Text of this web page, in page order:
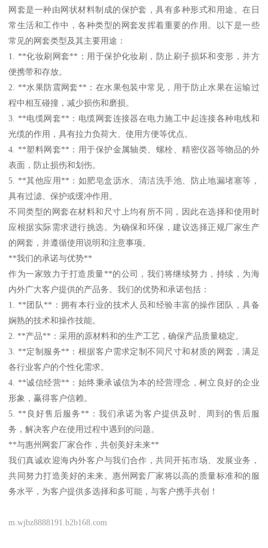
网套是一种由网状材料制成的保护套，具有多种形式和用途。在日
常生活和工作中，各种类型的网套发挥着重要的作用。以下是一些
常见的网套类型及其主要用途：
1. **化妆刷网套**：用于保护化妆刷，防止刷子损坏和变形，并方
便携带和存放。
2. **水果防震网套**：在水果包装中常见，用于防止水果在运输过
程中相互碰撞，减少损伤和磨损。
3. **电缆网套**：电缆网套连接器在电力施工中起连接各种电线和
光缆的作用，具有拉力负荷大、使用方便等优点。
4. **塑料网套**：用于保护金属轴类、螺栓、精密仪器等物品的外
表面，防止损伤和划伤。
5. **其他应用**：如肥皂盒沥水、清洁洗手池、防止地漏堵塞等，
具有过滤、保护或缓冲作用。
不同类型的网套在材料和尺寸上均有所不同，因此在选择和使用时
应根据实际需求进行挑选。为确保和环保，建议选择正规厂家生产
的网套，并遵循使用说明和注意事项。
**我们的承诺与优势**
作为一家致力于打造质量**的公司，我们将继续努力，持续，为海
内外广大客户提供的产品务。我们的优势和承诺包括：
1. **团队**：拥有本行业的技术人员和经验丰富的操作团队，具备
娴熟的技术和操作技能。
2. **产品**：采用的原材料和的生产工艺，确保产品质量稳定。
3. **定制服务**：根据客户需求定制不同尺寸和材质的网套，满足
各行业客户的个性化需求。
4. **诚信经营**：始终秉承诚信为本的经营理念，树立良好的企业
形象，赢得客户信赖。
5. **良好售后服务**：我们承诺为客户提供及时、周到的售后服
务，解决客户在使用过程中遇到的问题。
**与惠州网套厂家合作，共创美好未来**
我们真诚欢迎海内外客户与我们合作，共同开拓市场、发展业务，
共同努力打造美好的未来。惠州网套厂家将以高的质量标准和的服
务水平，为客户提供多选择和多可能，与客户携手共创！
m.wjbz8888191.b2b168.com